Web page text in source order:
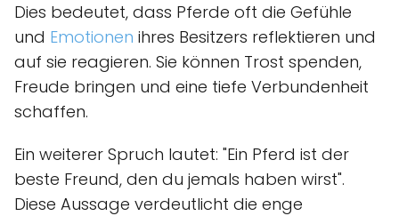
Dies bedeutet, dass Pferde oft die Gefühle
und Emotionen ihres Besitzers reflektieren und
auf sie reagieren. Sie können Trost spenden,
Freude bringen und eine tiefe Verbundenheit
schaffen.
Ein weiterer Spruch lautet: "Ein Pferd ist der
beste Freund, den du jemals haben wirst".
Diese Aussage verdeutlicht die enge